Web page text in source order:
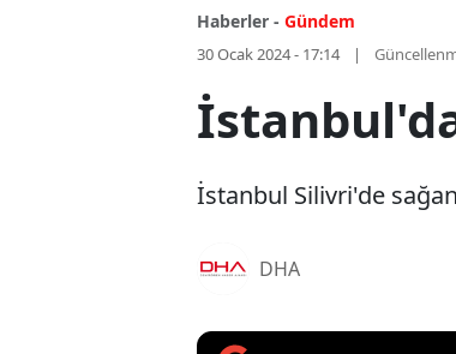
Haberler - Gündem
30 Ocak 2024 - 17:14
İstanbul Silivri'de
DHA